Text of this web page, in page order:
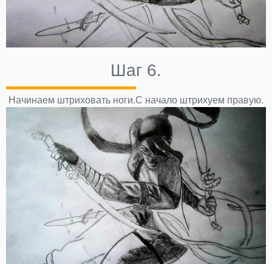
Шаг 6.
Начинаем штриховать ноги.С начало штрихуем правую.